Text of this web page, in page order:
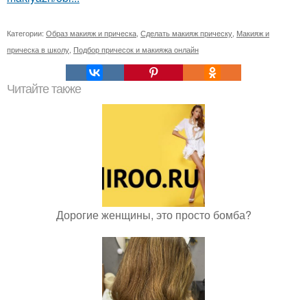
Категории: Образ макияж и прическа Сделать макияж прическу Макияж и
прическа в школу Подбор причесок и макияжа онлайн
Читайте также
Дорогие женщины, это просто бомба?